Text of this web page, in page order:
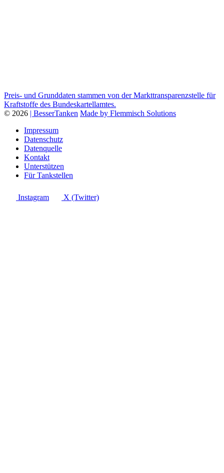
Preis- und Grunddaten stammen von der Markttransparenzstelle für
Kraftstoffe des Bundeskartellamtes.
© 2026 | BesserTanken Made by Flemmisch Solutions
Impressum
Datenschutz
Datenquelle
Kontakt
Unterstützen
Für Tankstellen
Instagram X (Twitter)